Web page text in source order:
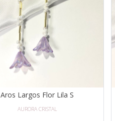
Aros Largos Flor Lila S
AURORA CRISTAL